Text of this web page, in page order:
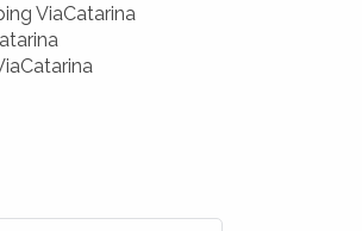
ViaCatarina